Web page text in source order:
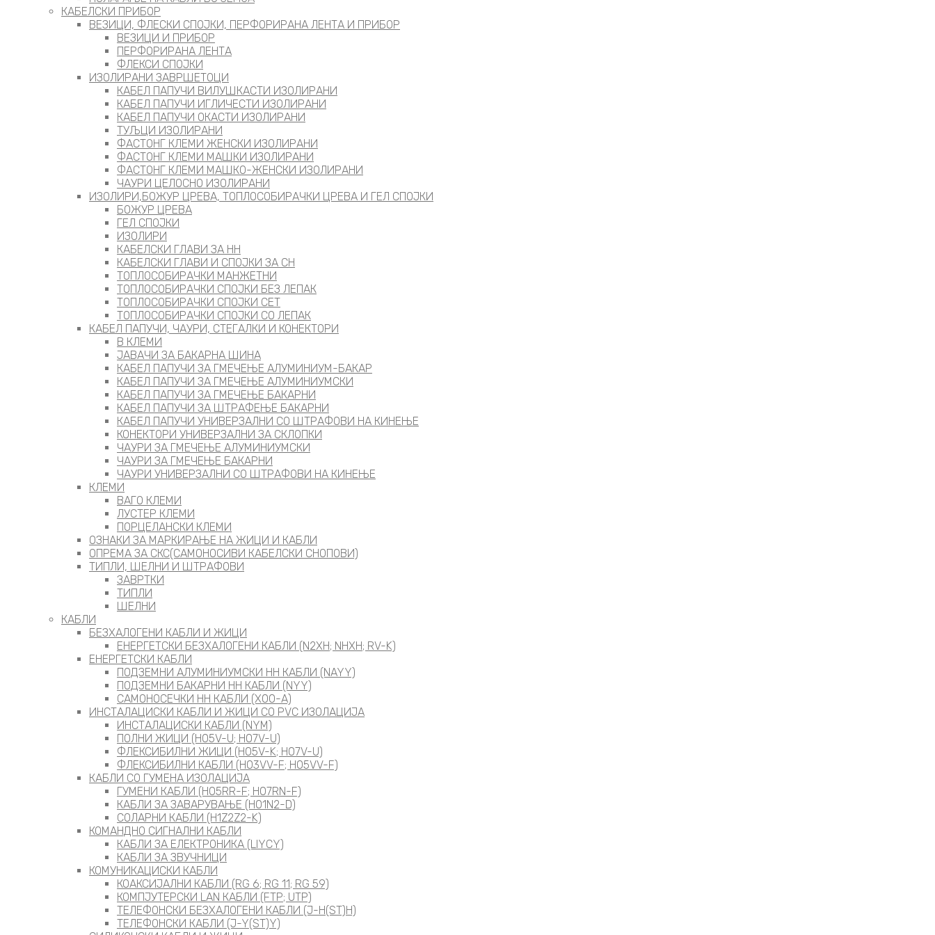
КАБЕЛСКИ ПРИБОР
ВЕЗИЦИ, ФЛЕСКИ СПОЈКИ, ПЕРФОРИРАНА ЛЕНТА И ПРИБОР
ВЕЗИЦИ И ПРИБОР
ПЕРФОРИРАНА ЛЕНТА
ФЛЕКСИ СПОЈКИ
ИЗОЛИРАНИ ЗАВРШЕТОЦИ
КАБЕЛ ПАПУЧИ ВИЛУШКАСТИ ИЗОЛИРАНИ
КАБЕЛ ПАПУЧИ ИГЛИЧЕСТИ ИЗОЛИРАНИ
КАБЕЛ ПАПУЧИ ОКАСТИ ИЗОЛИРАНИ
ТУЉЦИ ИЗОЛИРАНИ
ФАСТОНГ КЛЕМИ ЖЕНСКИ ИЗОЛИРАНИ
ФАСТОНГ КЛЕМИ МАШКИ ИЗОЛИРАНИ
ФАСТОНГ КЛЕМИ МАШКO-ЖЕНСКИ ИЗОЛИРАНИ
ЧАУРИ ЦЕЛОСНО ИЗОЛИРАНИ
ИЗОЛИРИ,БОЖУР ЦРЕВА, ТОПЛОСОБИРАЧКИ ЦРЕВА И ГЕЛ СПОЈКИ
БОЖУР ЦРЕВА
ГЕЛ СПОЈКИ
ИЗОЛИРИ
КАБЕЛСКИ ГЛАВИ ЗА НН
КАБЕЛСКИ ГЛАВИ И СПОЈКИ ЗА СН
ТОПЛОСОБИРАЧКИ МАНЖЕТНИ
ТОПЛОСОБИРАЧКИ СПОЈКИ БЕЗ ЛЕПАК
ТОПЛОСОБИРАЧКИ СПОЈКИ СЕТ
ТОПЛОСОБИРАЧКИ СПОЈКИ СО ЛЕПАК
КАБЕЛ ПАПУЧИ, ЧАУРИ, СТЕГАЛКИ И КОНЕКТОРИ
В КЛЕМИ
ЈАВАЧИ ЗА БАКАРНА ШИНА
КАБЕЛ ПАПУЧИ ЗА ГМЕЧЕЊЕ АЛУМИНИУМ-БАКАР
КАБЕЛ ПАПУЧИ ЗА ГМЕЧЕЊЕ АЛУМИНИУМСКИ
КАБЕЛ ПАПУЧИ ЗА ГМЕЧЕЊЕ БАКАРНИ
КАБЕЛ ПАПУЧИ ЗА ШТРАФЕЊЕ БАКАРНИ
КАБЕЛ ПАПУЧИ УНИВЕРЗАЛНИ СО ШТРАФОВИ НА КИНЕЊЕ
КОНЕКТОРИ УНИВЕРЗАЛНИ ЗА СКЛОПКИ
ЧАУРИ ЗА ГМЕЧЕЊЕ АЛУМИНИУМСКИ
ЧАУРИ ЗА ГМЕЧЕЊЕ БАКАРНИ
ЧАУРИ УНИВЕРЗАЛНИ СО ШТРАФОВИ НА КИНЕЊЕ
КЛЕМИ
ВАГО КЛЕМИ
ЛУСТЕР КЛЕМИ
ПОРЦЕЛАНСКИ КЛЕМИ
ОЗНАКИ ЗА МАРКИРАЊЕ НА ЖИЦИ И КАБЛИ
ОПРЕМА ЗА СКС(САМОНОСИВИ КАБЕЛСКИ СНОПОВИ)
ТИПЛИ, ШЕЛНИ И ШТРАФОВИ
ЗАВРТКИ
ТИПЛИ
ШЕЛНИ
КАБЛИ
БЕЗХАЛОГЕНИ КАБЛИ И ЖИЦИ
ЕНЕРГЕТСКИ БЕЗХАЛОГЕНИ КАБЛИ (N2XH; NHXH; RV-K)
ЕНЕРГЕТСКИ КАБЛИ
ПОДЗЕМНИ АЛУМИНИУМСКИ НН КАБЛИ (NAYY)
ПОДЗЕМНИ БАКАРНИ НН КАБЛИ (NYY)
САМОНОСЕЧКИ НН КАБЛИ (X00-A)
ИНСТАЛАЦИСКИ КАБЛИ И ЖИЦИ СО PVC ИЗОЛАЦИЈА
ИНСТАЛАЦИСКИ КАБЛИ (NYM)
ПОЛНИ ЖИЦИ (H05V-U; H07V-U)
ФЛЕКСИБИЛНИ ЖИЦИ (H05V-K; H07V-U)
ФЛЕКСИБИЛНИ КАБЛИ (H03VV-F; H05VV-F)
КАБЛИ СО ГУМЕНА ИЗОЛАЦИЈА
ГУМЕНИ КАБЛИ (H05RR-F; H07RN-F)
КАБЛИ ЗА ЗАВАРУВАЊЕ (H01N2-D)
СОЛАРНИ КАБЛИ (H1Z2Z2-K)
КОМАНДНО СИГНАЛНИ КАБЛИ
КАБЛИ ЗА ЕЛЕКТРОНИКА (LIYCY)
КАБЛИ ЗА ЗВУЧНИЦИ
КОМУНИКАЦИСКИ КАБЛИ
КОАКСИЈАЛНИ КАБЛИ (RG 6; RG 11; RG 59)
КОМПЈУТЕРСКИ LAN КАБЛИ (FTP; UTP)
ТЕЛЕФОНСКИ БЕЗХАЛОГЕНИ КАБЛИ (J-H(ST)H)
ТЕЛЕФОНСКИ КАБЛИ (J-Y(ST)Y)